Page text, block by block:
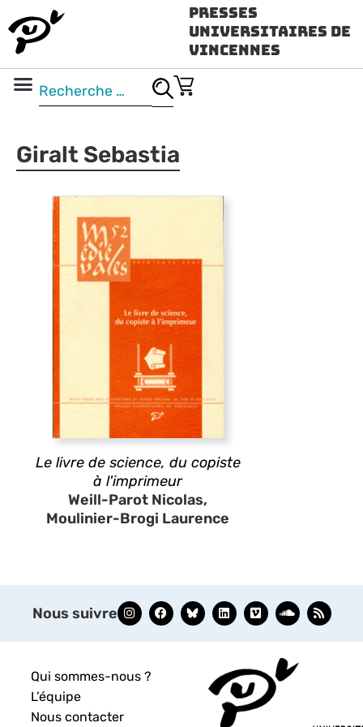
Presses
Universitaires de
Vincennes
Giralt Sebastia
Le livre de science, du copiste
à l'imprimeur
Weill-Parot Nicolas,
Moulinier-Brogi Laurence
Nous suivre
Qui sommes-nous ?
L’équipe
Nous contacter